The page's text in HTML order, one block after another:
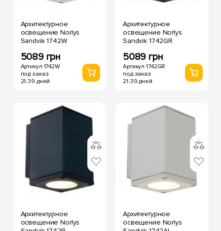
Архитектурное
освещение Norlys
Sandvik 1742W
5089 грн
Артикул 1742W
под заказ
21-39 дней
Архитектурное
освещение Norlys
Sandvik 1742GR
5089 грн
Артикул 1742GR
под заказ
21-39 дней
Архитектурное
освещение Norlys
Архитектурное
освещение Norlys